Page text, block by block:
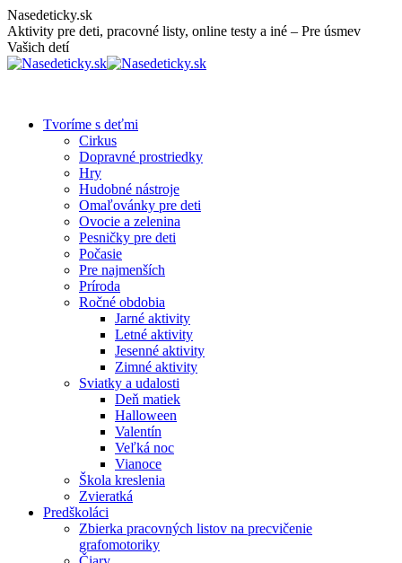
Skip
to
content
Nasedeticky.sk
Aktivity pre deti, pracovné listy, online testy a iné – Pre úsmev
Vašich detí
Tvoríme s deťmi
Cirkus
Dopravné prostriedky
Hry
Hudobné nástroje
Omaľovánky pre deti
Ovocie a zelenina
Pesničky pre deti
Počasie
Pre najmenších
Príroda
Ročné obdobia
Jarné aktivity
Letné aktivity
Jesenné aktivity
Zimné aktivity
Sviatky a udalosti
Deň matiek
Halloween
Valentín
Veľká noc
Vianoce
Škola kreslenia
Zvieratká
Predškoláci
Zbierka pracovných listov na precvičenie
grafomotoriky